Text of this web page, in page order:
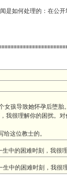
是如何处理的：在公
孩导致她怀孕后堕胎
我很理解你的困扰。
这位教士的。
生中的困难时刻，我
生中的困难时刻，我